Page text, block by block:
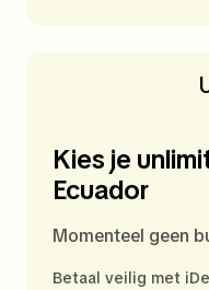
Kies je
Ecuador
Momenteel geen
Betaal veilig met